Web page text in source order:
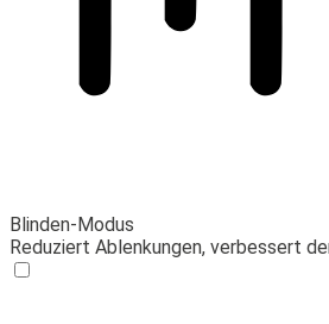
Blinden-Modus
Reduziert Ablenkungen, verbessert